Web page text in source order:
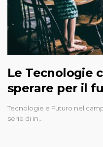
Le Tecnologie
sperare per il
Tecnologie e Futuro nel
serie di in…